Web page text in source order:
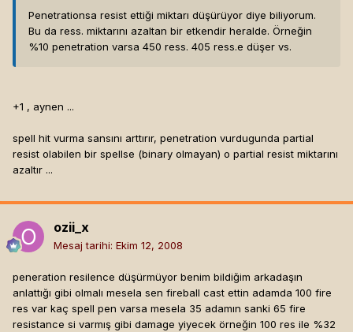
Penetrationsa resist ettiği miktarı düşürüyor diye biliyorum.
Bu da ress. miktarını azaltan bir etkendir heralde. Örneğin
%10 penetration varsa 450 ress. 405 ress.e düşer vs.
+1 , aynen ...
spell hit vurma sansını arttırır, penetration vurdugunda partial
resist olabilen bir spellse (binary olmayan) o partial resist miktarını
azaltır ...
ozii_x
Mesaj tarihi: Ekim 12, 2008
peneration resilence düşürmüyor benim bildiğim arkadaşın
anlattığı gibi olmalı mesela sen fireball cast ettin adamda 100 fire
res var kaç spell pen varsa mesela 35 adamın sanki 65 fire
resistance si varmış gibi damage yiyecek örneğin 100 res ile %32